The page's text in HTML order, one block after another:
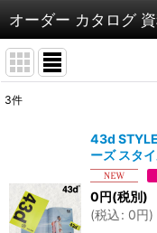
オーダー カタログ
3件
43d
ーズ スタ
0円(税別)
(税込: 0円)